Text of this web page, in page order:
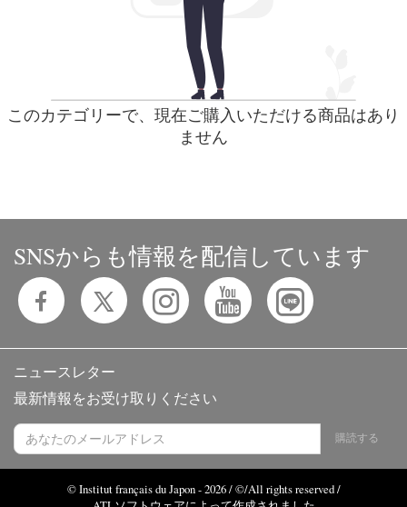
このカテゴリーで、現在ご購入いただける商品はあり
ません
SNSからも情報を配信しています
ニュースレター
最新情報をお受け取りください
購読する
© Institut français du Japon - 2026 / ©/All rights reserved /